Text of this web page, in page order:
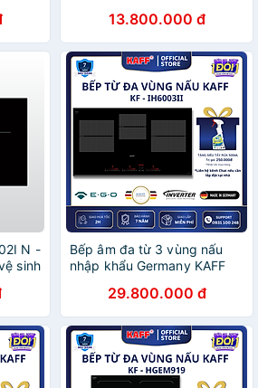
13.800.000 đ
N -
sinh
Bếp âm đa từ 3 vùng nấu
nhập khẩu Germany KAFF
29.800.000 đ